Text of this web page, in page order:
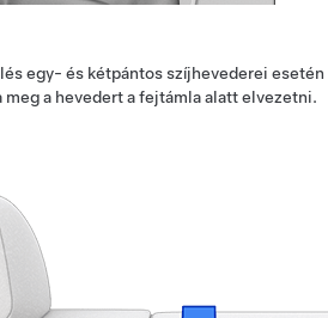
egy- és kétpántos szíjhevederei
a hevedert a fejtámla alatt elvezetni.